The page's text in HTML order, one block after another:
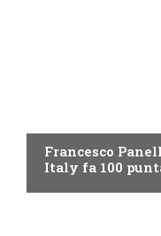
Francesco
Italy fa 100